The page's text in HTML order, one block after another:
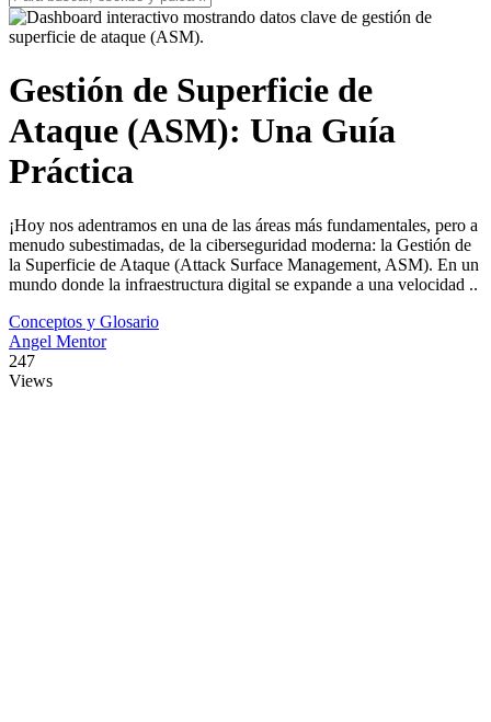
Gestión de Superficie de
Ataque (ASM): Una Guía
Práctica
¡Hoy nos adentramos en una de las áreas más fundamentales, pero a
menudo subestimadas, de la ciberseguridad moderna: la Gestión de
la Superficie de Ataque (Attack Surface Management, ASM). En un
mundo donde la infraestructura digital se expande a una velocidad ..
Conceptos y Glosario
Angel Mentor
247
Views